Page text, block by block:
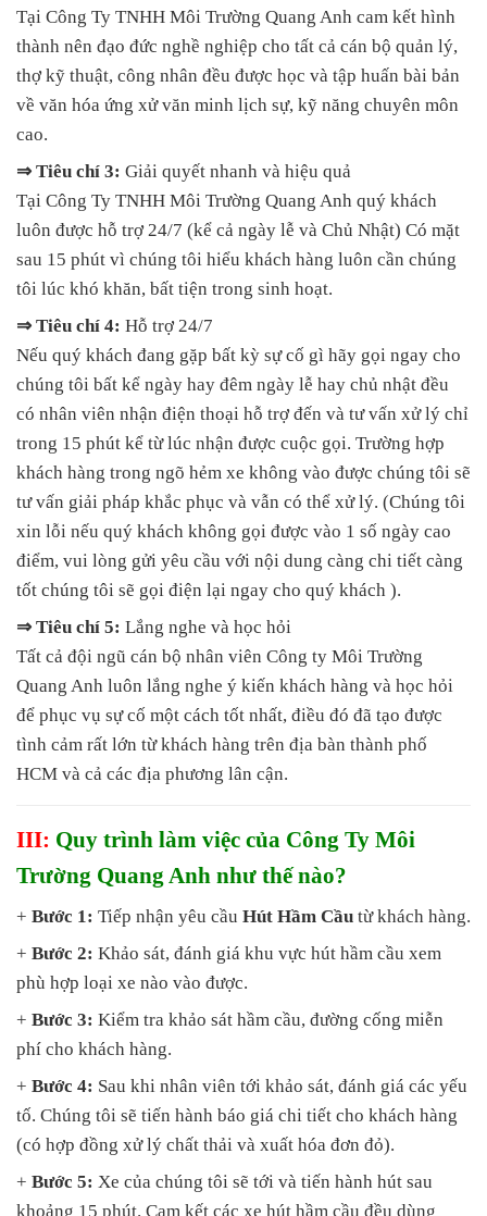
Tại Công Ty TNHH Môi Trường Quang Anh cam kết hình
thành nên đạo đức nghề nghiệp cho tất cả cán bộ quản lý,
thợ kỹ thuật, công nhân đều được học và tập huấn bài bản
về văn hóa ứng xử văn minh lịch sự, kỹ năng chuyên môn
cao.
⇒ Tiêu chí 3: Giải quyết nhanh và hiệu quả
Tại Công Ty TNHH Môi Trường Quang Anh quý khách
luôn được hỗ trợ 24/7 (kể cả ngày lễ và Chủ Nhật) Có mặt
sau 15 phút vì chúng tôi hiểu khách hàng luôn cần chúng
tôi lúc khó khăn, bất tiện trong sinh hoạt.
⇒ Tiêu chí 4: Hỗ trợ 24/7
Nếu quý khách đang gặp bất kỳ sự cố gì hãy gọi ngay cho
chúng tôi bất kể ngày hay đêm ngày lễ hay chủ nhật đều
có nhân viên nhận điện thoại hỗ trợ đến và tư vấn xử lý chỉ
trong 15 phút kể từ lúc nhận được cuộc gọi. Trường hợp
khách hàng trong ngõ hẻm xe không vào được chúng tôi sẽ
tư vấn giải pháp khắc phục và vẫn có thể xử lý. (Chúng tôi
xin lỗi nếu quý khách không gọi được vào 1 số ngày cao
điểm, vui lòng gửi yêu cầu với nội dung càng chi tiết càng
tốt chúng tôi sẽ gọi điện lại ngay cho quý khách ).
⇒ Tiêu chí 5: Lắng nghe và học hỏi
Tất cả đội ngũ cán bộ nhân viên Công ty Môi Trường
Quang Anh luôn lắng nghe ý kiến khách hàng và học hỏi
để phục vụ sự cố một cách tốt nhất, điều đó đã tạo được
tình cảm rất lớn từ khách hàng trên địa bàn thành phố
HCM và cả các địa phương lân cận.
III: Quy trình làm việc của Công Ty Môi
Trường Quang Anh như thế nào?
+ Bước 1: Tiếp nhận yêu cầu Hút Hầm Cầu từ khách hàng.
+ Bước 2: Khảo sát, đánh giá khu vực hút hầm cầu xem
phù hợp loại xe nào vào được.
+ Bước 3: Kiểm tra khảo sát hầm cầu, đường cống miễn
phí cho khách hàng.
+ Bước 4: Sau khi nhân viên tới khảo sát, đánh giá các yếu
tố. Chúng tôi sẽ tiến hành báo giá chi tiết cho khách hàng
(có hợp đồng xử lý chất thải và xuất hóa đơn đỏ).
+ Bước 5: Xe của chúng tôi sẽ tới và tiến hành hút sau
khoảng 15 phút. Cam kết các xe hút hầm cầu đều dùng